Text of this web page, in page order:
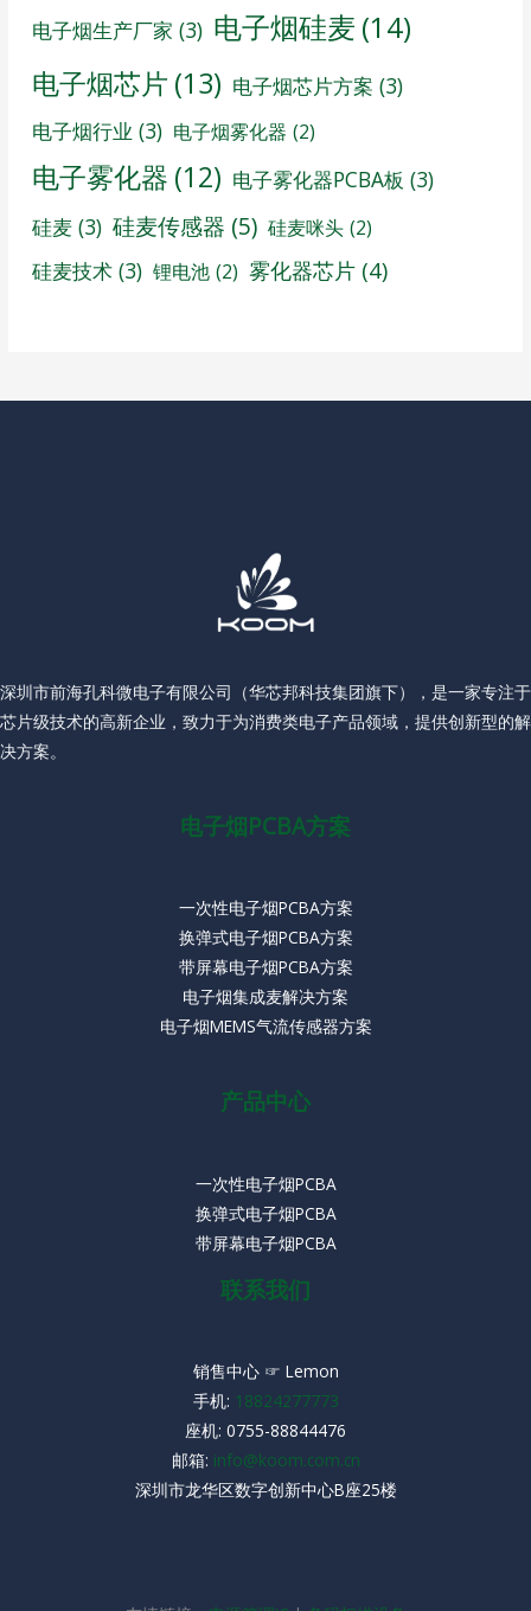
电子烟生产厂家 (3) 电子烟硅麦 (14)
电子烟芯片 (13) 电子烟芯片方案 (3)
电子烟行业 (3) 电子烟雾化器 (2)
电子雾化器 (12) 电子雾化器PCBA板 (3)
硅麦 (3) 硅麦传感器 (5) 硅麦咪头 (2)
硅麦技术 (3) 锂电池 (2) 雾化器芯片 (4)
深圳市前海孔科微电子有限公司（华芯邦科技集团旗下），是一家专注于
芯片级技术的高新企业，致力于为消费类电子产品领域，提供创新型的解
决方案。
电子烟PCBA方案
一次性电子烟PCBA方案
换弹式电子烟PCBA方案
带屏幕电子烟PCBA方案
电子烟集成麦解决方案
电子烟MEMS气流传感器方案
产品中心
一次性电子烟PCBA
换弹式电子烟PCBA
带屏幕电子烟PCBA
联系我们
销售中心 ☞ Lemon
手机: 18824277773
座机: 0755-88844476
邮箱: info@koom.com.cn
深圳市龙华区数字创新中心B座25楼